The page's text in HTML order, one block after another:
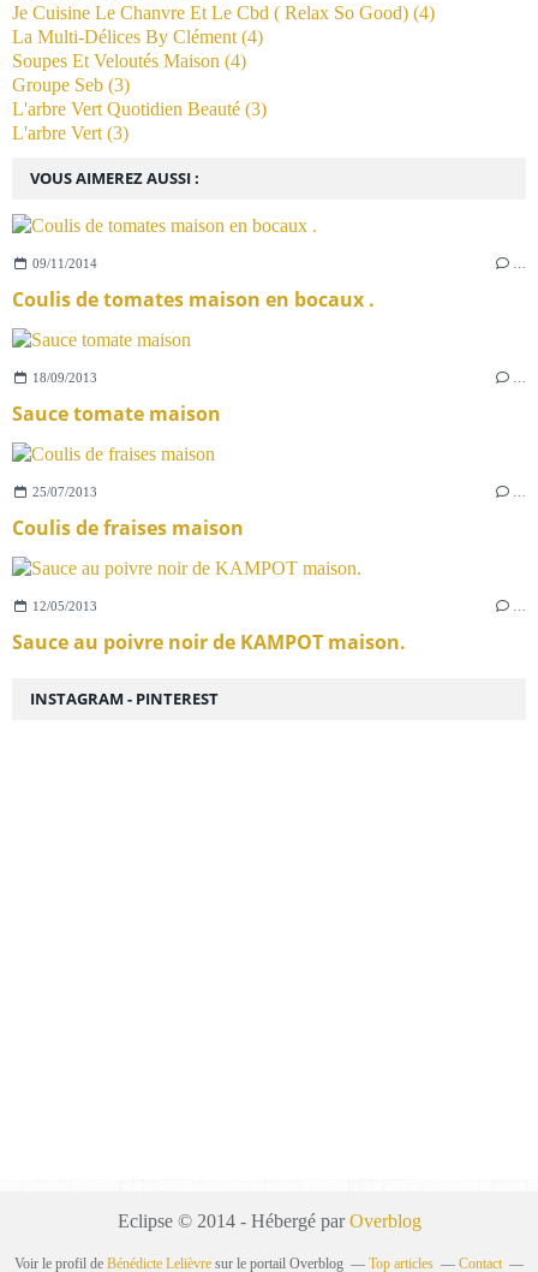
VOUS AIMEREZ AUSSI :
09/11/2014
Coulis de tomates maison en bocaux .
18/09/2013
Sauce tomate maison
25/07/2013
Coulis de fraises maison
12/05/2013
Sauce au poivre noir de KAMPOT maison.
Je Cuisine Le Chanvre Et Le Cbd ( Relax So Good) (4)
La Multi-Délices By Clément (4)
Soupes Et Veloutés Maison (4)
Groupe Seb (3)
L'arbre Vert Quotidien Beauté (3)
L'arbre Vert (3)
INSTAGRAM - PINTEREST
Eclipse © 2014 - Hébergé parOverblog
Voir le profil de Bénédicte Lelièvre sur le portail Overblog Top articles Contact